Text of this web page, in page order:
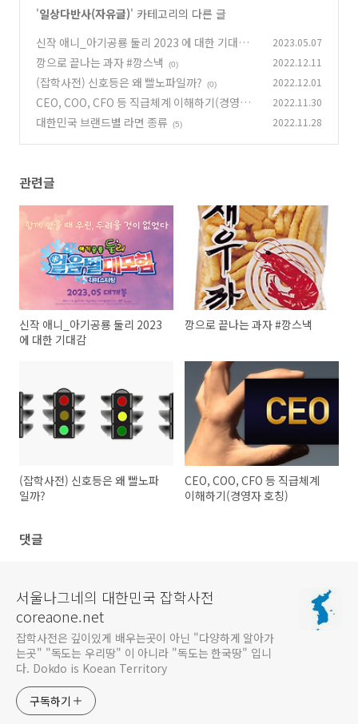
'일상다반사(자유글)' 카테고리의 다른 글
신작 애니_아기공룡 둘리 2023 에 대한 기대감
(0)
2023.05.07
깡으로 끝나는 과자 #깡스낵 (0) 2022.12.11
(잡학사전) 신호등은 왜 빨노파일까? (0) 2022.12.01
CEO, COO, CFO 등 직급체계 이해하기(경영자
호칭)
(0)
2022.11.30
대한민국 브랜드별 라면 종류 (5) 2022.11.28
관련글
신작 애니_아기공룡 둘리 2023
에 대한 기대감
깡으로 끝나는 과자 #깡스낵
(잡학사전) 신호등은 왜 빨노파
일까?
CEO, COO, CFO 등 직급체계
이해하기(경영자 호칭)
댓글
서울나그네의 대한민국 잡학사전
coreaone.net
잡학사전은 깊이있게 배우는곳이 아닌 "다양하게 알아가
는곳" "독도는 우리땅" 이 아니라 "독도는 한국땅" 입니
다. Dokdo is Koean Territory
구독하기